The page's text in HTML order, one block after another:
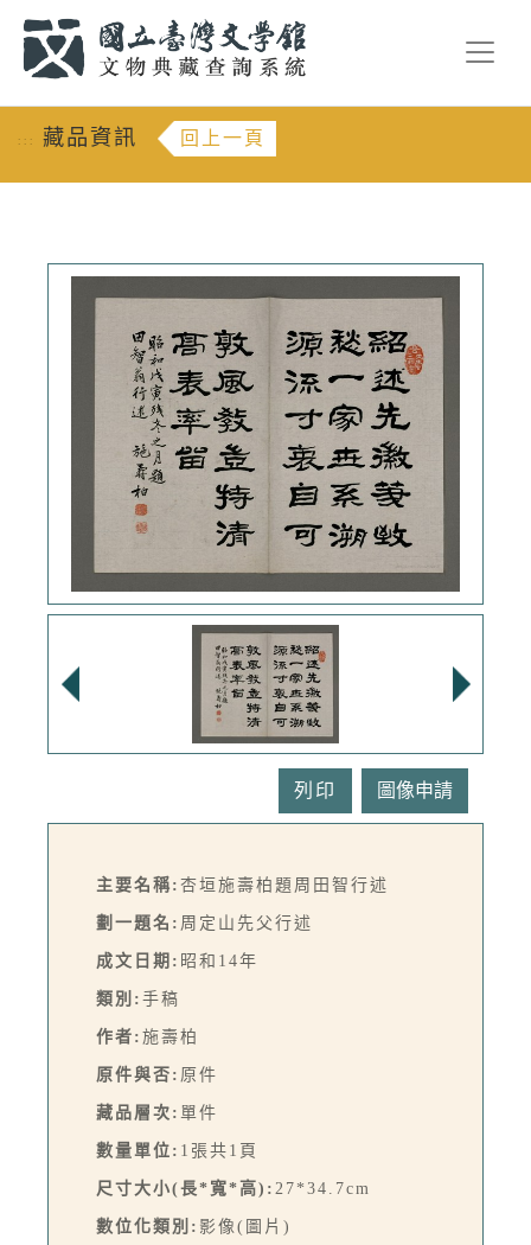
::: 藏品資訊 回上一頁
列印
主要名稱: 杏垣施壽柏題周田智行述
劃一題名: 周定山先父行述
成文日期: 昭和14年
類別: 手稿
作者: 施壽柏
原件與否: 原件
藏品層次: 單件
數量單位: 1張共1頁
尺寸大小(長*寬*高): 27*34.7cm
數位化類別: 影像(圖片)